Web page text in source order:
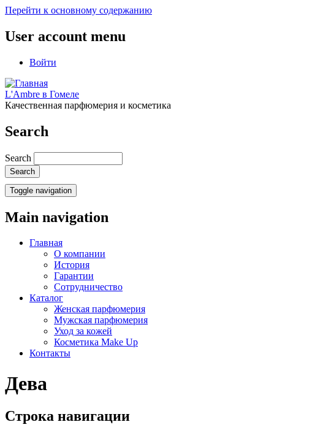
Перейти к основному содержанию
User account menu
Войти
L'Ambre в Гомеле
Качественная парфюмерия и косметика
Search
Search
Toggle navigation
Main navigation
Главная
О компании
История
Гарантии
Сотрудничество
Каталог
Женская парфюмерия
Мужская парфюмерия
Уход за кожей
Косметика Make Up
Контакты
Дева
Строка навигации